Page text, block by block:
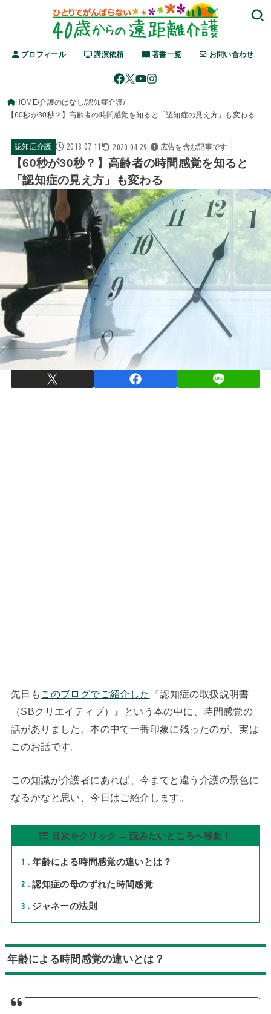
プロフィール 講演依頼 著書一覧 お問い合わせ
HOME 介護のはなし 認知症介護
【60秒が30秒？】高齢者の時間感覚を知ると「認知症の見え方」も変わる
認知症介護 2018.07.11 2020.04.29 広告を含む記事です
【60秒が30秒？】高齢者の時間感覚を知ると
「認知症の見え方」も変わる
先日も このブログでご紹介した
『認知症の取扱説明書
（SBクリエイティブ）』という本の中に、時間感覚の
話がありました。本の中で一番印象に残ったのが、実は
このお話です。
この知識が介護者にあれば、今までと違う介護の景色に
なるかなと思い、今日はご紹介します。
目次をクリック → 読みたいところへ移動！
1 年齢による時間感覚の違いとは？
2 認知症の母のずれた時間感覚
3 ジャネーの法則
年齢による時間感覚の違いとは？